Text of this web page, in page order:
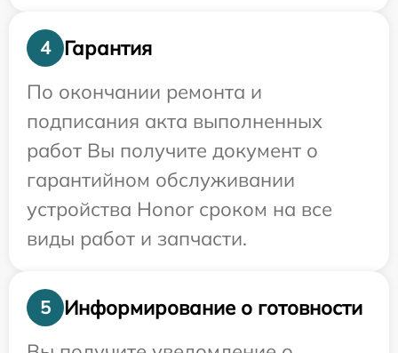
4
Гарантия
По окончании ремонта и
подписания акта выполненных
работ Вы получите документ о
гарантийном обслуживании
устройства Honor сроком на все
виды работ и запчасти.
5
Информирование о готовности